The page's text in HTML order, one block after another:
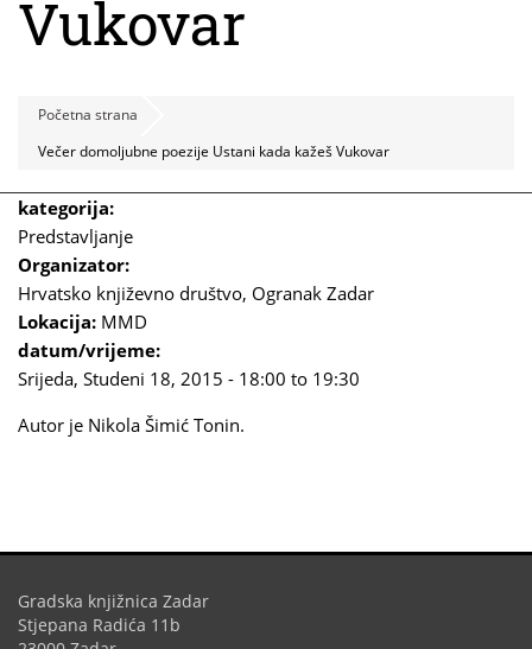
Vukovar
Početna strana
Večer domoljubne poezije Ustani kada kažeš Vukovar
kategorija:
Predstavljanje
Organizator:
Hrvatsko književno društvo, Ogranak Zadar
Lokacija: MMD
datum/vrijeme:
Srijeda, Studeni 18, 2015 - 18:00 to 19:30
Autor je Nikola Šimić Tonin.
Gradska knjižnica Zadar
Stjepana Radića 11b